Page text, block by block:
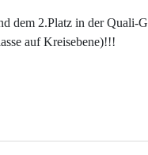
dem 2.Platz in der
auf Kreisebene)!!!